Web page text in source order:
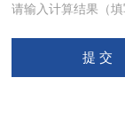
请输入计算结果（